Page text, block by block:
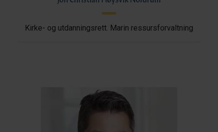
Kirke- og utdanningsrett. Marin ressursforvaltning